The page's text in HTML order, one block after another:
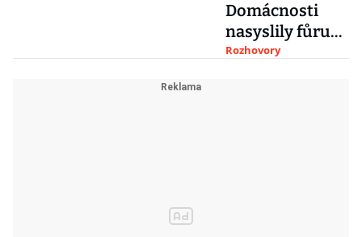
Domácnosti
nasyslily fůru
peněz. Lidé
Rozhovory